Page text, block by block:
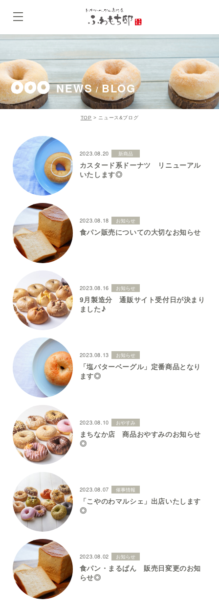
NEWS/BLOG
TOP > ニュース&ブログ
2023.08.20 新商品
カスタード系ドーナツ リニューアル
いたします◎
2023.08.18 お知らせ
食パン販売についての大切なお知らせ
2023.08.16 お知らせ
9月製造分 通販サイト受付日が決まり
ました♪
2023.08.13 お知らせ
「塩バターベーグル」定番商品となり
ます◎
2023.08.10 おやすみ
まちなか店 商品おやすみのお知らせ
◎
2023.08.07 催事情報
「こやのわマルシェ」出店いたします
◎
2023.08.02 お知らせ
食パン・まるぱん 販売日変更のお知
らせ◎